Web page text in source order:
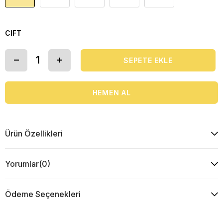
CIFT
Ürün Özellikleri
Yorumlar(0)
Ödeme Seçenekleri